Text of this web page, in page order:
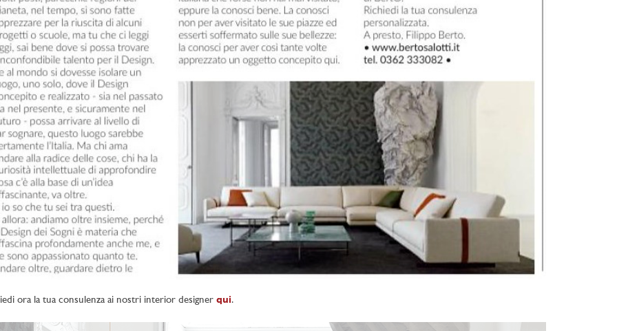
ora la tua consulenza ai nostri interior designer qui.